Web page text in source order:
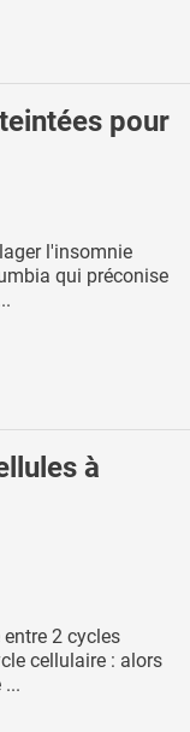
pour
l'insomnie
qui préconise
à
2 cycles
cellulaire : alors